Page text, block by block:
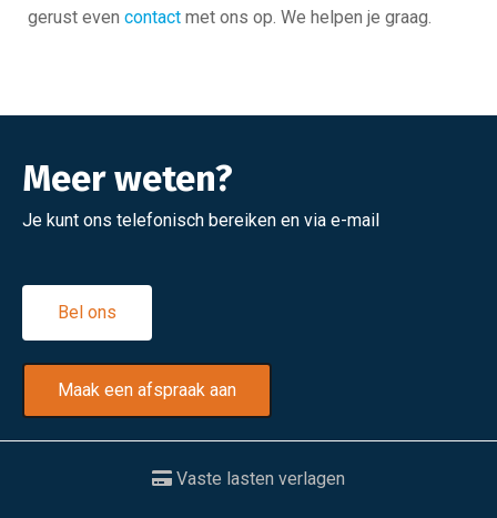
gerust even contact met ons op. We helpen je graag.
Meer weten?
Je kunt ons telefonisch bereiken en via e-mail
Bel ons
Maak een afspraak aan
Vaste lasten verlagen